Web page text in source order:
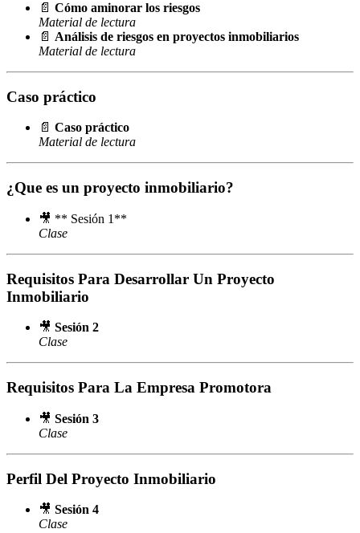
📄 Cómo aminorar los riesgos
Material de lectura
📄 Análisis de riesgos en proyectos inmobiliarios
Material de lectura
Caso práctico
📄 Caso práctico
Material de lectura
¿Que es un proyecto inmobiliario?
🎥 ** Sesión 1**
Clase
Requisitos Para Desarrollar Un Proyecto
Inmobiliario
🎥 Sesión 2
Clase
Requisitos Para La Empresa Promotora
🎥 Sesión 3
Clase
Perfil Del Proyecto Inmobiliario
🎥 Sesión 4
Clase